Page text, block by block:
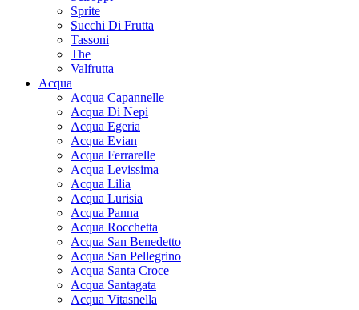
Sprite
Succhi Di Frutta
Tassoni
The
Valfrutta
Acqua
Acqua Capannelle
Acqua Di Nepi
Acqua Egeria
Acqua Evian
Acqua Ferrarelle
Acqua Levissima
Acqua Lilia
Acqua Lurisia
Acqua Panna
Acqua Rocchetta
Acqua San Benedetto
Acqua San Pellegrino
Acqua Santa Croce
Acqua Santagata
Acqua Vitasnella